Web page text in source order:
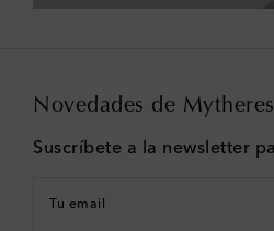
Novedades de
Suscríbete a la newsletter
Tu email